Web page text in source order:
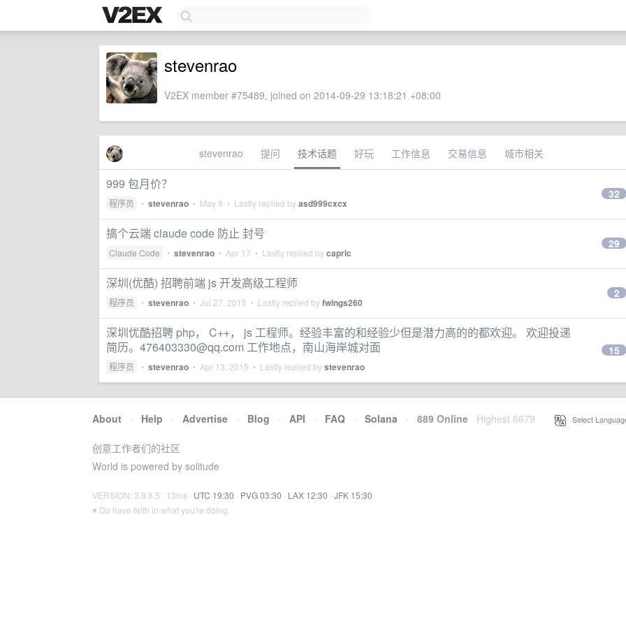
stevenrao
V2EX member #75489, joined on 2014-09-29 13:18:21 +08:00
stevenrao 提问 技术话题 好玩 工作信息 交易信息 城市相关
999 包月价？
程序员 • stevenrao • May 9 • Lastly replied byasd999cxcx
32
搞个云端 claude code 防止 封号
Claude Code • stevenrao • Apr 17 • Lastly replied bycapric
29
深圳(优酷) 招聘前端 js 开发高级工程师
程序员 • stevenrao • Jul 27, 2015 • Lastly replied byfwings260
2
深圳优酷招聘 php， C++， js 工程师。经验丰富的和经验少但是潜力高的的都欢迎。 欢迎投递
简历。 476403330@qq.com 工作地点，南山海岸城对面
程序员 • stevenrao • Apr 13, 2015 • Lastly replied bystevenrao
15
About · Help · Advertise · Blog · API · FAQ · Solana · 889 Online Highest 6679 Select
创意工作者们的社区
World is powered by solitude
VERSION: 3.9.8.5 · 13ms · UTC 19:30 · PVG 03:30 · LAX 12:30 · JFK 15:30
♥ Do have faith in what you're doing.